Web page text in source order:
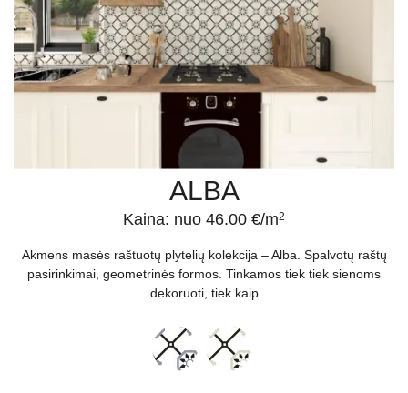
ALBA
Kaina: nuo 46.00 €/m2
Akmens masės raštuotų plytelių kolekcija – Alba. Spalvotų raštų
pasirinkimai, geometrinės formos. Tinkamos tiek tiek sienoms
dekoruoti, tiek kaip